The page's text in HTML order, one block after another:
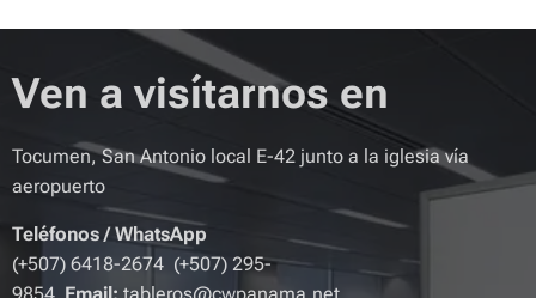
Ven a visítarnos en
Tocumen, San Antonio local E-42 junto a la iglesia vía
aeropuerto
Teléfonos/WhatsApp
(+507) 6418-2674 (+507) 295-